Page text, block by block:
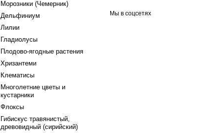
Морозники (Чемерник)
Дельфиниум
Лилии
Гладиолусы
Плодово-ягодные растения
Хризантеми
Клематисы
Многолетние цветы и
кустарники
Флоксы
Гибискус травянистый,
древовидный (сирийский)
Мы в соцсетях